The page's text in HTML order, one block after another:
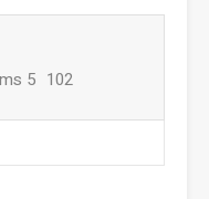
102
5 Bedrooms